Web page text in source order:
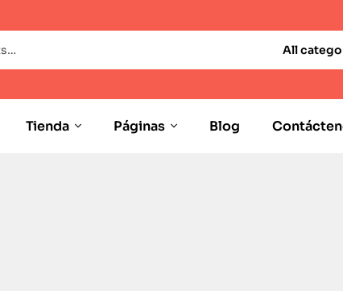
All
Tienda Páginas Blog